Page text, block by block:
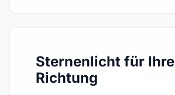
Sternenlicht für Ihre
Richtung